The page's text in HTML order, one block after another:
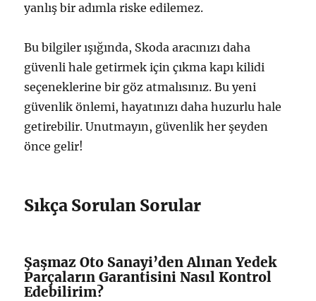
yanlış bir adımla riske edilemez.
Bu bilgiler ışığında, Skoda aracınızı daha
güvenli hale getirmek için çıkma kapı kilidi
seçeneklerine bir göz atmalısınız. Bu yeni
güvenlik önlemi, hayatınızı daha huzurlu hale
getirebilir. Unutmayın, güvenlik her şeyden
önce gelir!
Sıkça Sorulan Sorular
Şaşmaz Oto Sanayi’den Alınan Yedek
Parçaların Garantisini Nasıl Kontrol
Edebilirim?